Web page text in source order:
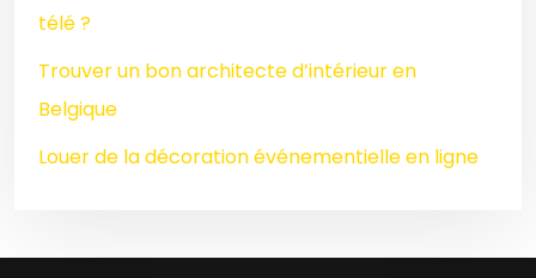
télé ?
Trouver un bon architecte d’intérieur en
Belgique
Louer de la décoration événementielle en ligne